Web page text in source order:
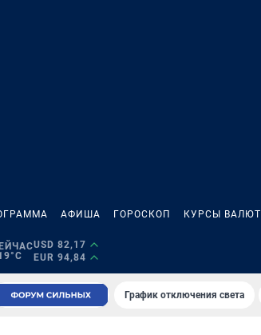
АФИША ГОРОСКОП КУРСЫ ВАЛЮТ
USD 82,17
EUR 94,84
График отключения света